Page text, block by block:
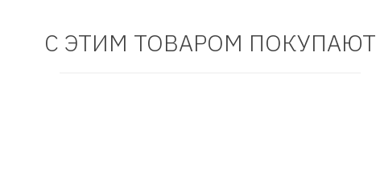
С ЭТИМ ТОВАРОМ ПОКУПАЮТ